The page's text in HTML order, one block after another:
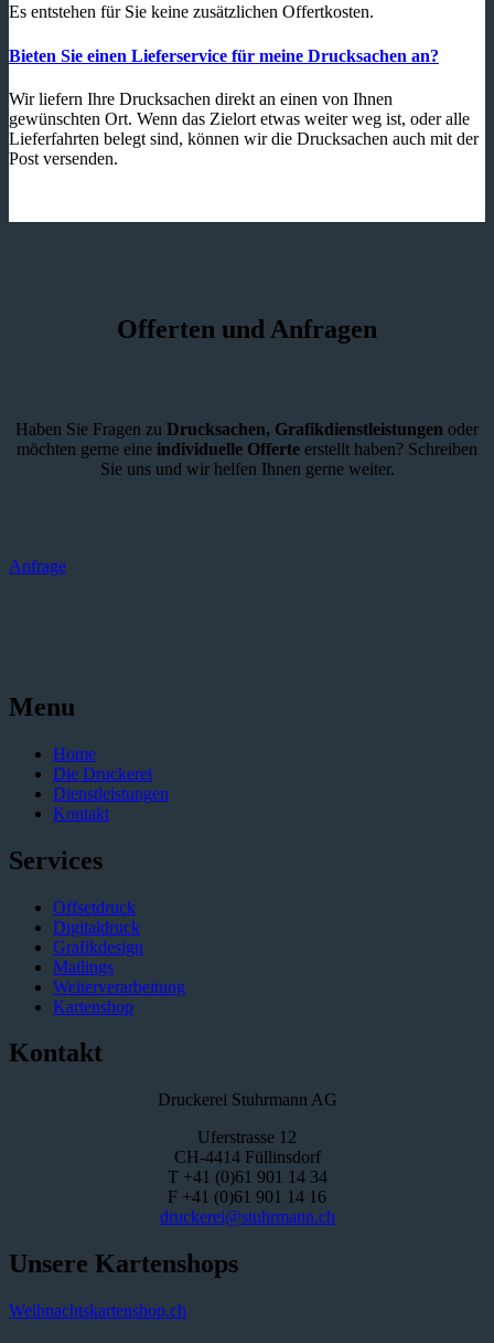
Es entstehen für Sie keine zusätzlichen Offertkosten.
Bieten Sie einen Lieferservice für meine Drucksachen an?
Wir liefern Ihre Drucksachen direkt an einen von Ihnen
gewünschten Ort. Wenn das Zielort etwas weiter weg ist, oder alle
Lieferfahrten belegt sind, können wir die Drucksachen auch mit der
Post versenden.
Offerten und Anfragen
Haben Sie Fragen zu Drucksachen, Grafikdienstleistungen oder
möchten gerne eine individuelle Offerte erstellt haben? Schreiben
Sie uns und wir helfen Ihnen gerne weiter.
Anfrage
Menu
Home
Die Druckerei
Dienstleistungen
Kontakt
Services
Offsetdruck
Digitaldruck
Grafikdesign
Mailings
Weiterverarbeitung
Kartenshop
Kontakt
Druckerei Stuhrmann AG
Uferstrasse 12
CH-4414 Füllinsdorf
T +41 (0)61 901 14 34
F +41 (0)61 901 14 16
druckerei@stuhrmann.ch
Unsere Kartenshops
Weihnachtskartenshop.ch